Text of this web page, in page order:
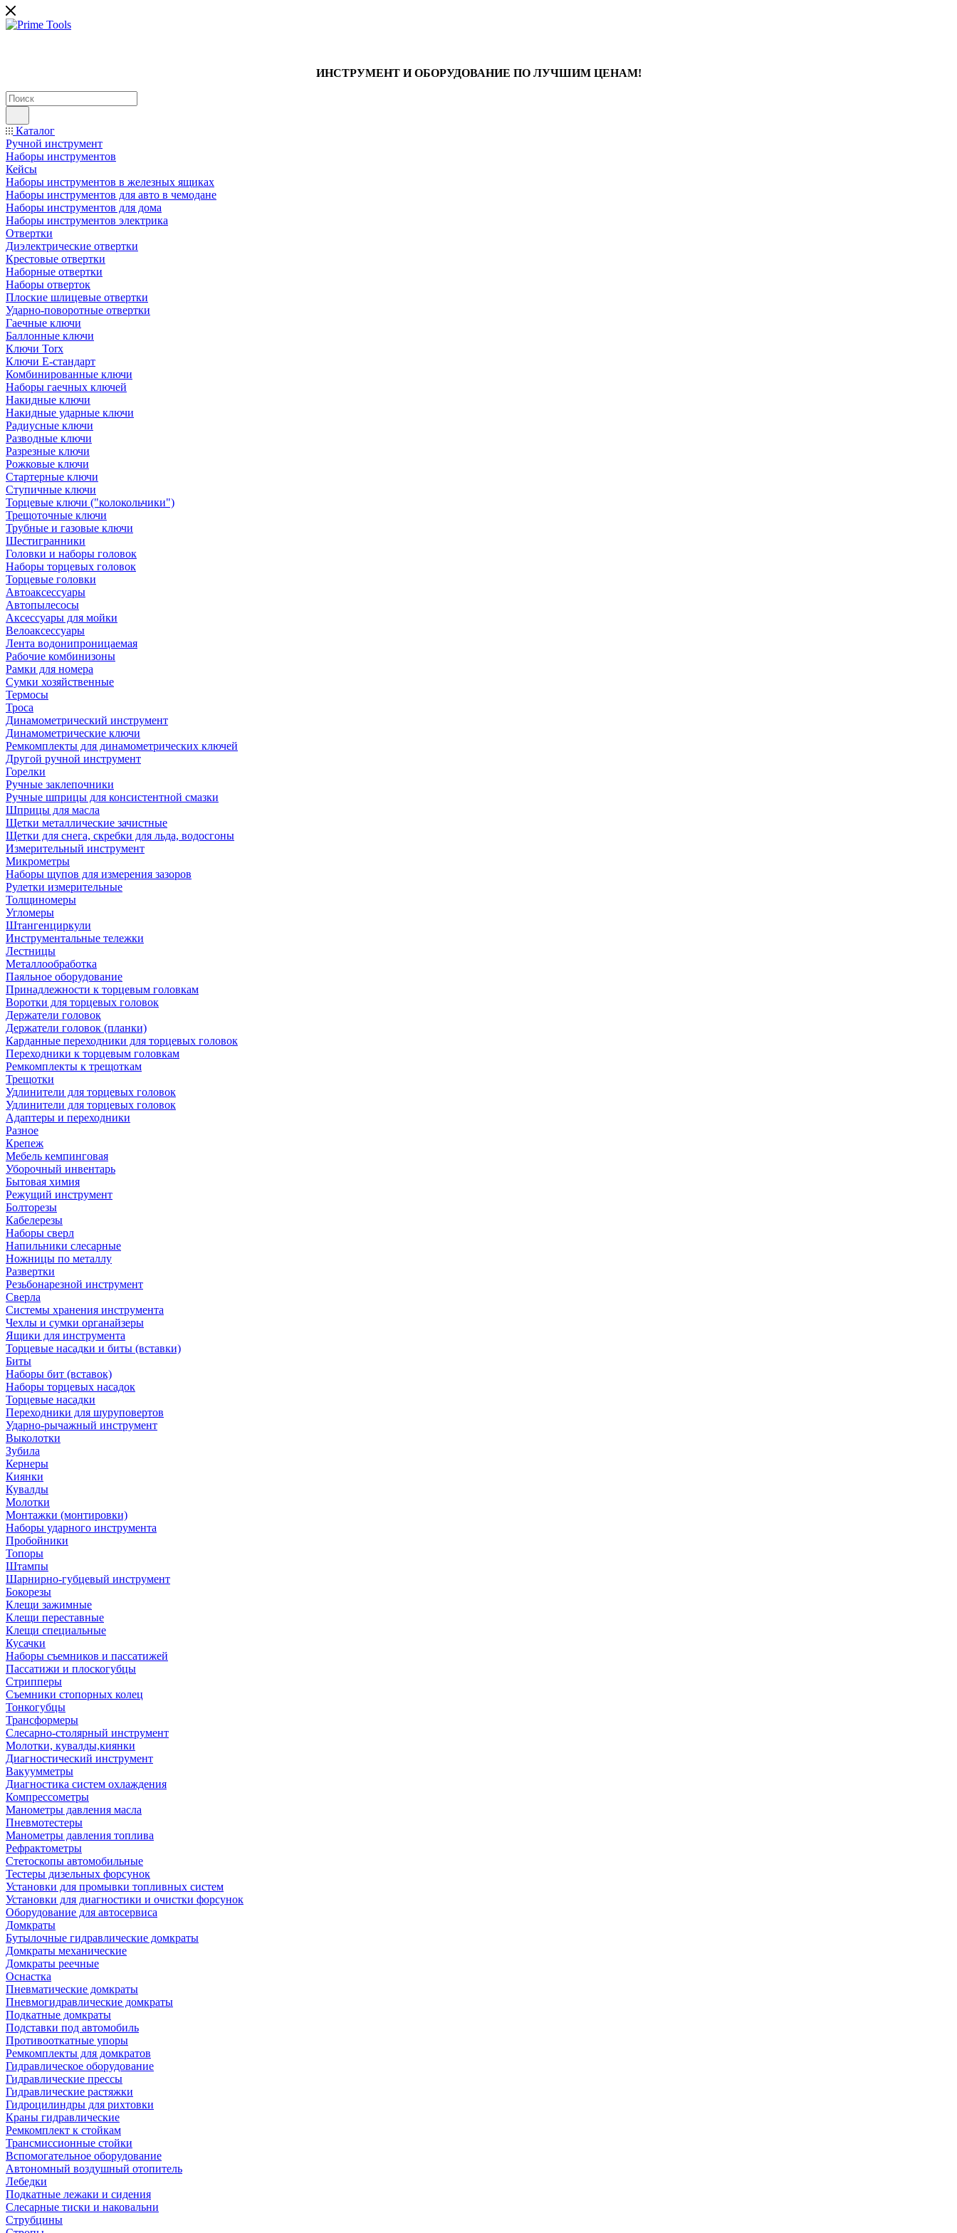
ИНСТРУМЕНТ И ОБОРУДОВАНИЕ ПО ЛУЧШИМ ЦЕНАМ!
Каталог
Ручной инструмент
Наборы инструментов
Кейсы
Наборы инструментов в железных ящиках
Наборы инструментов для авто в чемодане
Наборы инструментов для дома
Наборы инструментов электрика
Отвертки
Диэлектрические отвертки
Крестовые отвертки
Наборные отвертки
Наборы отверток
Плоские шлицевые отвертки
Ударно-поворотные отвертки
Гаечные ключи
Баллонные ключи
Ключи Torx
Ключи Е-стандарт
Комбинированные ключи
Наборы гаечных ключей
Накидные ключи
Накидные ударные ключи
Радиусные ключи
Разводные ключи
Разрезные ключи
Рожковые ключи
Стартерные ключи
Ступичные ключи
Торцевые ключи ("колокольчики")
Трещоточные ключи
Трубные и газовые ключи
Шестигранники
Головки и наборы головок
Наборы торцевых головок
Торцевые головки
Автоаксессуары
Автопылесосы
Аксессуары для мойки
Велоаксессуары
Лента водонипроницаемая
Рабочие комбинизоны
Рамки для номера
Сумки хозяйственные
Термосы
Троса
Динамометрический инструмент
Динамометрические ключи
Ремкомплекты для динамометрических ключей
Другой ручной инструмент
Горелки
Ручные заклепочники
Ручные шприцы для консистентной смазки
Шприцы для масла
Щетки металлические зачистные
Щетки для снега, скребки для льда, водосгоны
Измерительный инструмент
Микрометры
Наборы щупов для измерения зазоров
Рулетки измерительные
Толщиномеры
Угломеры
Штангенциркули
Инструментальные тележки
Лестницы
Металлообработка
Паяльное оборудование
Принадлежности к торцевым головкам
Воротки для торцевых головок
Держатели головок
Держатели головок (планки)
Карданные переходники для торцевых головок
Переходники к торцевым головкам
Ремкомплекты к трещоткам
Трещотки
Удлинители для торцевых головок
Удлинители для торцевых головок
Адаптеры и переходники
Разное
Крепеж
Мебель кемпинговая
Уборочный инвентарь
Бытовая химия
Режущий инструмент
Болторезы
Кабелерезы
Наборы сверл
Напильники слесарные
Ножницы по металлу
Развертки
Резьбонарезной инструмент
Сверла
Системы хранения инструмента
Чехлы и сумки органайзеры
Ящики для инструмента
Торцевые насадки и биты (вставки)
Биты
Наборы бит (вставок)
Наборы торцевых насадок
Торцевые насадки
Переходники для шуруповертов
Ударно-рычажный инструмент
Выколотки
Зубила
Кернеры
Киянки
Кувалды
Молотки
Монтажки (монтировки)
Наборы ударного инструмента
Пробойники
Топоры
Штампы
Шарнирно-губцевый инструмент
Бокорезы
Клещи зажимные
Клещи переставные
Клещи специальные
Кусачки
Наборы съемников и пассатижей
Пассатижи и плоскогубцы
Стрипперы
Съемники стопорных колец
Тонкогубцы
Трансформеры
Слесарно-столярный инструмент
Молотки, кувалды,киянки
Диагностический инструмент
Вакуумметры
Диагностика систем охлаждения
Компрессометры
Манометры давления масла
Пневмотестеры
Манометры давления топлива
Рефрактометры
Стетоскопы автомобильные
Тестеры дизельных форсунок
Установки для промывки топливных систем
Установки для диагностики и очистки форсунок
Оборудование для автосервиса
Домкраты
Бутылочные гидравлические домкраты
Домкраты механические
Домкраты реечные
Оснастка
Пневматические домкраты
Пневмогидравлические домкраты
Подкатные домкраты
Подставки под автомобиль
Противооткатные упоры
Ремкомплекты для домкратов
Гидравлическое оборудование
Гидравлические прессы
Гидравлические растяжки
Гидроцилиндры для рихтовки
Краны гидравлические
Ремкомплект к стойкам
Трансмиссионные стойки
Вспомогательное оборудование
Автономный воздушный отопитель
Лебедки
Подкатные лежаки и сидения
Слесарные тиски и наковальни
Струбцины